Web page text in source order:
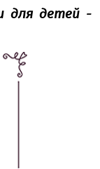
для детей -